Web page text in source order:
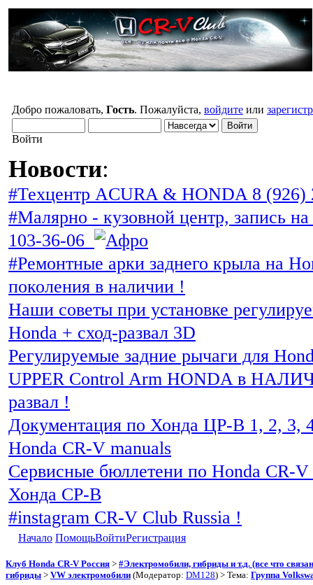
Добро пожаловать, Гость. Пожалуйста, войдите или
Войти
Новости:
#Техцентр ACURA & HONDA 8 (926)
#Малярно - кузовной центр, запись
103-36-06
#Ремонтные арки заднего крыла на
поколения в наличии !
Наши советы при установке
Honda + сход-развал 3D
Регулируемые задние рычаги для
UPPER Control Arm HONDA в
развал !
Документация по Хонда ЦР-В 1, 2, 3,
Honda CR-V manuals
Сервисные бюллетени по Honda CR-
Хонда СР-В
#instagram CR-V Club Russia !
Начало ПомощьВойтиРегистрация
Клуб Honda CR-V Россия > #Электромобили, гибриды и т.д. (все что
гибриды > VW электромобили (Модератор: DM128) > Тема: Группа